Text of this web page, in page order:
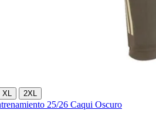
XL 2XL
25/26 Caqui Oscuro